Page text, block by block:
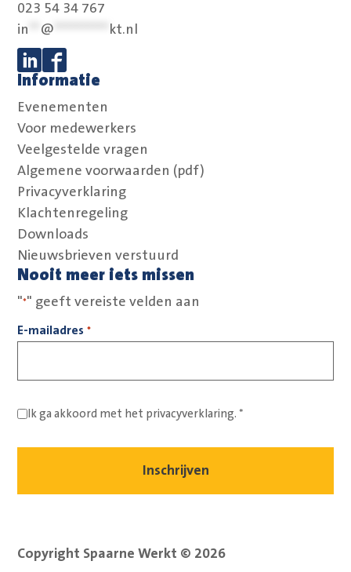
023 54 34 767
in
@ kt.nl
Volg ons op Linkedin
Volg ons op Facebook
Informatie
Evenementen
Voor medewerkers
Veelgestelde vragen
Algemene voorwaarden (pdf)
Privacyverklaring
Klachtenregeling
Downloads
Nieuwsbrieven verstuurd
Nooit meer iets missen
"*" geeft vereiste velden aan
E-mailadres *
Ik ga akkoord met het privacyverklaring. *
Copyright Spaarne Werkt © 2026